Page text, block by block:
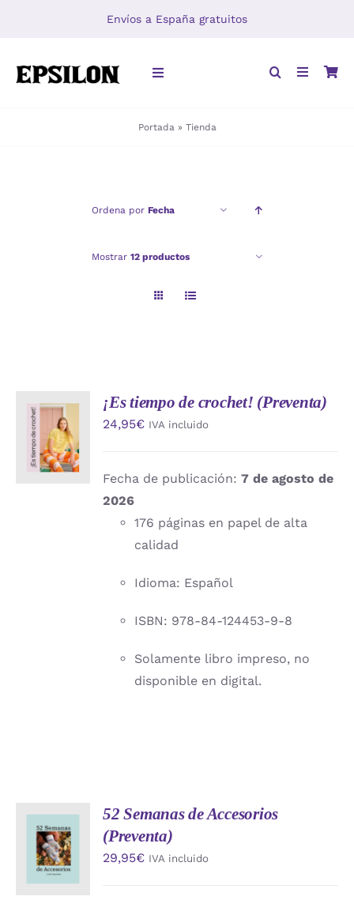
Envíos a España gratuitos
Toggle
Portada » Tienda
Ordena por Fecha
Mostrar 12 productos
AÑADIR
AL
CARRITO
/
DETALLES
¡Es tiempo de crochet! (Preventa)
24,95€ IVA incluido
Fecha de publicación:7 de agosto de
2026
176 páginas en papel de alta
calidad
Idioma: Español
ISBN: 978-84-124453-9-8
Solamente libro impreso, no
disponible en digital.
AL
CARRITO
/
DETALLES
52 Semanas de Accesorios
(Preventa)
29,95€ IVA incluido